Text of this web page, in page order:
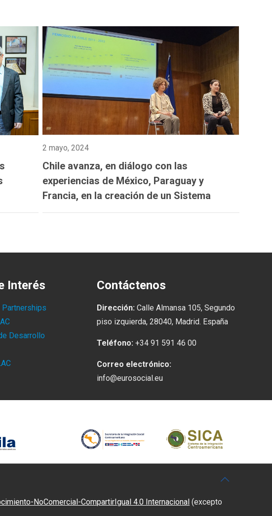
2 mayo, 2024
Chile avanza, en diálogo con las
experiencias de México, Paraguay y
Francia, en la creación de un Sistema
Integrado de Información sobre Violencia
Interés
Partnerships
Desarrollo
Contáctenos
Dirección: Calle Almansa 105, Segundo
piso izquierda, 28040, Madrid. España
Teléfono: +34 91 591 46 00
Correo electrónico:
info@eurosocial.eu
NoComercial-CompartirIgual 4.0 Internacional (excepto